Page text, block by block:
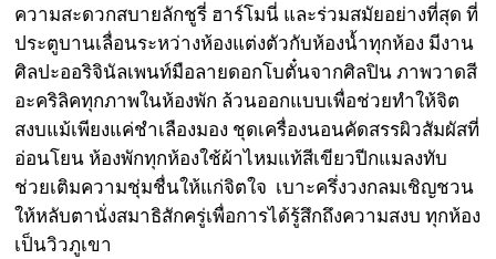
ความสะดวกสบายลักชูรี่ ฮาร์โมนี่ และร่วมสมัยอย่างที่สุด ที่
ประตูบานเลื่อนระหว่างห้องแต่งตัวกับห้องน้ำทุกห้อง มีงาน
ศิลปะออริจินัลเพนท์มือลายดอกโบตั๋นจากศิลปิน ภาพวาดสี
อะคริลิคทุกภาพในห้องพัก ล้วนออกแบบเพื่อช่วยทำให้จิต
สงบแม้เพียงแค่ชำเลืองมอง ชุดเครื่องนอนคัดสรรผิวสัมผัสที่
อ่อนโยน ห้องพักทุกห้องใช้ผ้าไหมแท้สีเขียวปีกแมลงทับ
ช่วยเติมความชุ่มชื่นให้แก่จิตใจ เบาะครึ่งวงกลมเชิญชวน
ให้หลับตานั่งสมาธิสักครู่เพื่อการได้รู้สึกถึงความสงบ ทุกห้อง
เป็นวิวภูเขา